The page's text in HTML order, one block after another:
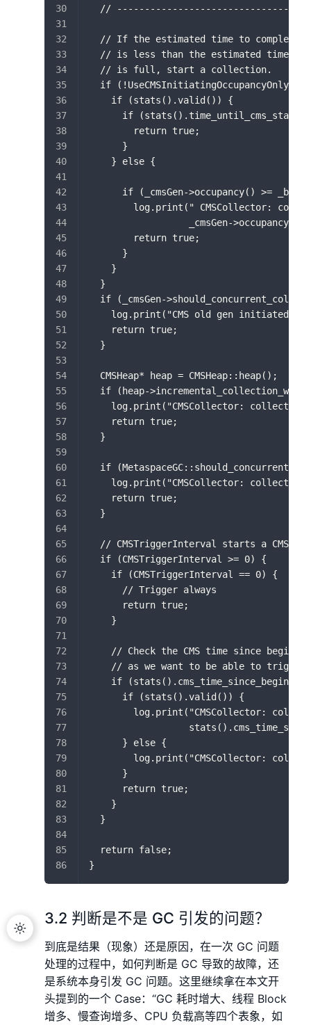
//
// If the estimated time to complete
// is less than the estimated time
  // is full, start a collection.
  if (!UseCMSInitiatingOccupancyOnly) {
    if (stats().valid()) {
if
        return true;
      }
    } else {
if (_cmsGen->occupancy() >=
log.print(" CMSCollector:
_cmsGen->occupancy(),
        return true;
      }
    }
  }
if (_cmsGen-
    log.print("CMS old gen initiated");
    return true;
  }
  CMSHeap* heap = CMSHeap::heap();
if (heap-
log.print("CMSCollector: collect
    return true;
  }
if
log.print("CMSCollector: collect
    return true;
  }
// CMSTriggerInterval starts a CMS
  if (CMSTriggerInterval >= 0) {
    if (CMSTriggerInterval == 0) {
      // Trigger always
      return true;
    }
// Check the CMS time since begin
// as we want to be able to trigger
if (stats().cms_time_since_begin()
      if (stats().valid()) {
log.print("CMSCollector:
      } else {
log.print("CMSCollector:
      }
      return true;
    }
  }
  return false;
}
3.2 判断是不是 GC 引发的问题？
到底是结果（现象）还是原因，在一次 GC 问题
处理的过程中，如何判断是 GC 导致的故障，还
是系统本身引发 GC 问题。这里继续拿在本文开
头提到的一个 Case：“GC 耗时增大、线程 Block
增多、慢查询增多、CPU 负载高等四个表象，如